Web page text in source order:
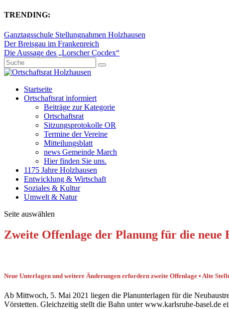
TRENDING:
Ganztagsschule Stellungnahmen Holzhausen
Der Breisgau im Frankenreich
Die Aussage des „Lorscher Cocdex“
Startseite
Ortschaftsrat informiert
Beiträge zur Kategorie
Ortschaftsrat
Sitzungsprotokolle OR
Termine der Vereine
Mitteilungsblatt
news Gemeinde March
Hier finden Sie uns.
1175 Jahre Holzhausen
Entwicklung & Wirtschaft
Soziales & Kultur
Umwelt & Natur
Seite auswählen
Zweite Offenlage der Planung für die neue
Neue Unterlagen und weitere Änderungen erfordern zweite Offenlage • Alte
Ab Mittwoch, 5. Mai 2021 liegen die Planunterlagen für die
Vörstetten. Gleichzeitig stellt die Bahn unter www.karlsruhe-basel.de